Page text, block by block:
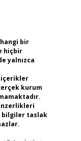
bir
hiçbir
yalnızca
içerikler
kurum
bilgiler taslak